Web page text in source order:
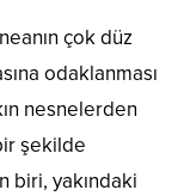
çok düz
odaklanması
nesnelerden
şekilde
biri, yakındaki